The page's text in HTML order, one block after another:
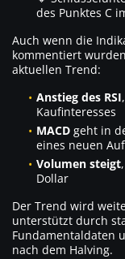
des Punktes C
Auch wenn die
kommentiert
aktuellen Trend:
Anstieg des RSI
Kaufinteresses
MACD geht in
eines neuen
Volumen steigt
Dollar
Der Trend wird
unterstützt durch
Fundamentaldaten
nach dem Halving.